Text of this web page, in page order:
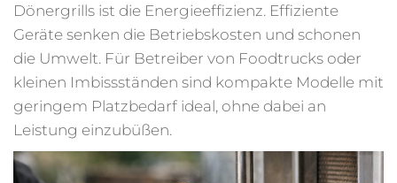
Dönergrills ist die Energieeffizienz. Effiziente
Geräte senken die Betriebskosten und schonen
die Umwelt. Für Betreiber von Foodtrucks oder
kleinen Imbissständen sind kompakte Modelle mit
geringem Platzbedarf ideal, ohne dabei an
Leistung einzubüßen.